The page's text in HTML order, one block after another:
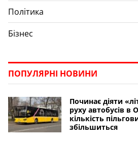
Політика
Бізнес
ПОПУЛЯРНІ НОВИНИ
Починає діяти
руху автобусів в
кількість
збільшиться